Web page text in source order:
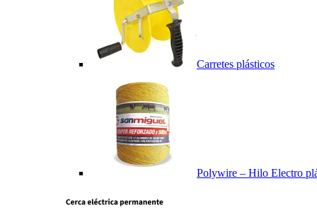
Carretes plásticos
Polywire – Hilo Electro